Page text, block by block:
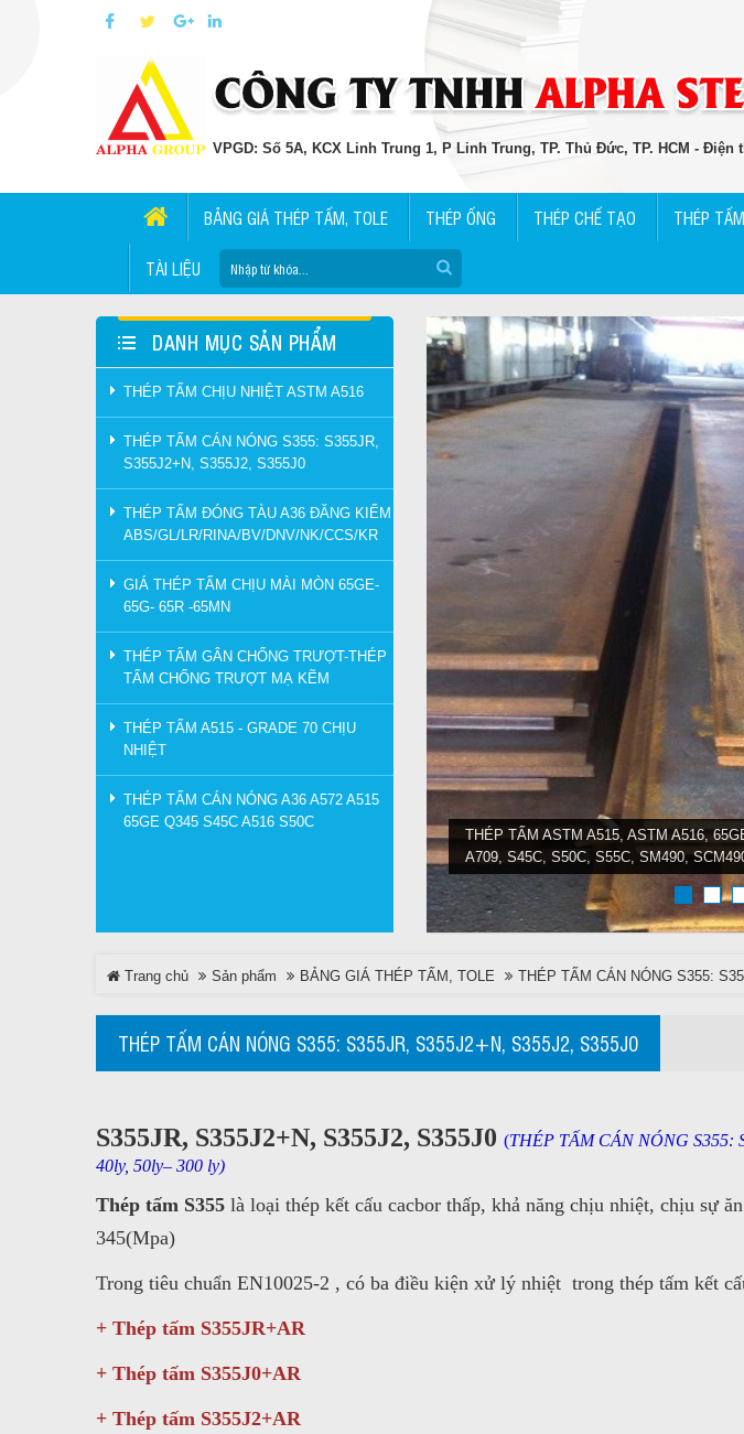
VPGD: Số 5A, KCX Linh Trung 1, P Linh Trung, TP. Thủ Đức, TP. HCM - Điện
BẢNG GIÁ THÉP TẤM, TOLE THÉP ỐNG THÉP CHẾ TẠO THÉP TẤM
TÀI LIỆU
DANH MỤC SẢN PHẨM
THÉP TẤM CHỊU NHIỆT ASTM A516
THÉP TẤM CÁN NÓNG S355: S355JR,
S355J2+N, S355J2, S355J0
THÉP TẤM ĐÓNG TÀU A36 ĐĂNG KIỂM
ABS/GL/LR/RINA/BV/DNV/NK/CCS/KR
GIÁ THÉP TẤM CHỊU MÀI MÒN 65GE-
65G- 65R -65MN
THÉP TẤM GÂN CHỐNG TRƯỢT-THÉP
TẤM CHỐNG TRƯỢT MẠ KẼM
THÉP TẤM A515 - GRADE 70 CHỊU
NHIỆT
THÉP TẤM CÁN NÓNG A36 A572 A515
65GE Q345 S45C A516 S50C
THÉP TẤM ASTM A515, ASTM A516,
A709, S45C, S50C, S55C, SM490,
Trang chủ Sản phẩm BẢNG GIÁ THÉP TẤM, TOLE THÉP TẤM CÁN NÓNG S355:
THÉP TẤM CÁN NÓNG S355: S355JR, S355J2+N, S355J2, S355J0
S355JR, S355J2+N, S355J2, S355J0 (THÉP TẤM CÁN NÓNG S355:
40ly, 50ly– 300 ly)
Thép tấm S355 là loại thép kết cấu cacbor thấp, khả năng chịu nhiệt, chịu sự
345(Mpa)
Trong tiêu chuẩn EN10025-2 , có ba điều kiện xử lý nhiệt trong thép tấm kết
+ Thép tấm S355JR+AR
+ Thép tấm S355J0+AR
+ Thép tấm S355J2+AR